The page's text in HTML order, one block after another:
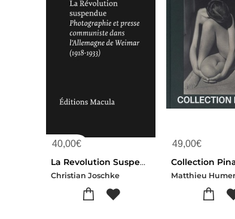
40,00€
La Revolution Suspendue : Photographie Et Presse Communiste Dans L'allemagne De Weimar (1918-1933)
Christian Joschke
49,00€